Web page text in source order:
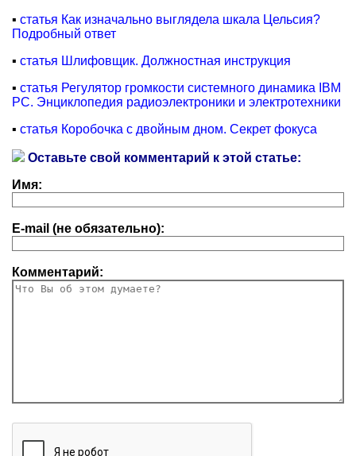
▪ статья Как изначально выглядела шкала Цельсия?
Подробный ответ
▪ статья Шлифовщик. Должностная инструкция
▪ статья Регулятор громкости системного динамика IBM
PC. Энциклопедия радиоэлектроники и электротехники
▪ статья Коробочка с двойным дном. Секрет фокуса
Оставьте свой комментарий к этой статье:
Имя:
E-mail (не обязательно):
Комментарий: